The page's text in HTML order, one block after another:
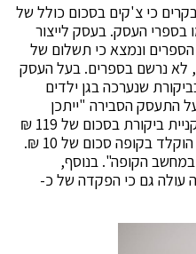
כי צ'קים בסכום כולל של
בספרי העסק. בעסק לייצור
הספרים ונמצא כי תשלום של
לא נרשם בספרים. בעל העסק
שנערכה בגן ילדים
בעל התעסק הסבירה "ייתכן
שפספסתי". במסעדה בה נערכה קניית ביקורת בסכום של 119 ₪
גילו המבקרים כי במקום סכום זה הוקלד בקופה סכום של 10 ₪.
הקופה". בנוסף,
עולה גם כי הפקדה של כ-